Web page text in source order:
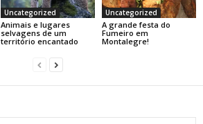
Uncategorized
Animais e lugares
selvagens de um
território encantado
Uncategorized
A grande festa do
Fumeiro em
Montalegre!